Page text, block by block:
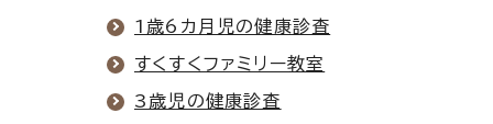
1歳6カ月児の健康診査
すくすくファミリー教室
3歳児の健康診査